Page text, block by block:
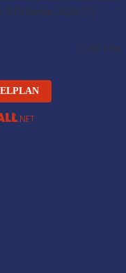
(HVBerlin 2026/27)
12:00 Uhr